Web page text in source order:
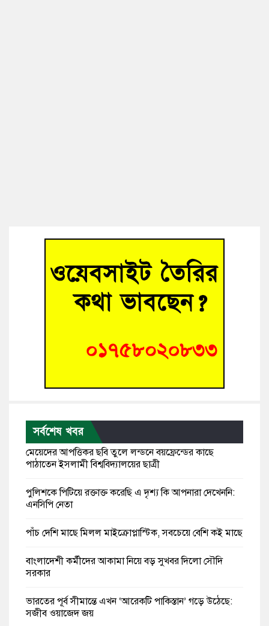
সর্বশেষ খবর
মেয়েদের আপত্তিকর ছবি তুলে লন্ডনে বয়ফ্রেন্ডের কাছে
পাঠাতেন ইসলামী বিশ্ববিদ্যালয়ের ছাত্রী
পুলিশকে পিটিয়ে রক্তাক্ত করেছি এ দৃশ্য কি আপনারা দেখেননি:
এনসিপি নেতা
পাঁচ দেশি মাছে মিলল মাইক্রোপ্লাস্টিক, সবচেয়ে বেশি কই মাছে
বাংলাদেশী কর্মীদের আকামা নিয়ে বড় সুখবর দিলো সৌদি
সরকার
ভারতের পূর্ব সীমান্তে এখন ‘আরেকটি পাকিস্তান’ গড়ে উঠেছে:
সজীব ওয়াজেদ জয়